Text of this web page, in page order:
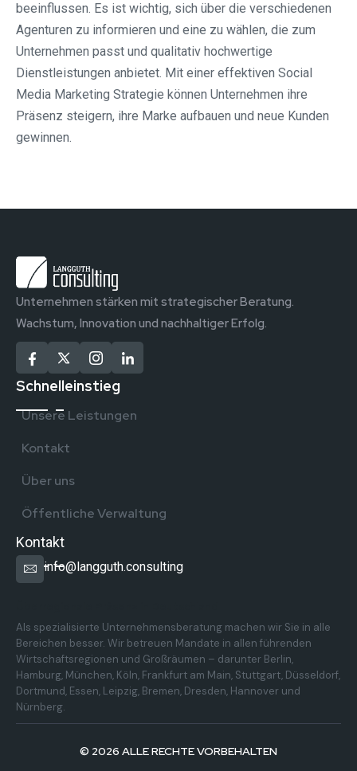
beeinflussen. Es ist wichtig, sich über die verschiedenen
Agenturen zu informieren und eine zu wählen, die zum
Unternehmen passt und qualitativ hochwertige
Dienstleistungen anbietet. Mit einer effektiven Social
Media Marketing Strategie können Unternehmen ihre
Präsenz steigern, ihre Marke aufbauen und neue Kunden
gewinnen.
Unternehmen stärken mit strategischer Beratung.
Wachstum, Innovation und nachhaltiger Erfolg.
Schnelleinstieg
Unsere Leistungen
Kontakt
Über uns
Öffentliche Verwaltung
Kontakt
info@langguth.consulting
Als spezialisierte Unternehmensberatung machen wir Sie in alle
Bereichen besser. Wir betreuen Mandate in allen führenden
Wirtschaftsregionen und Großräumen – darunter Berlin,
Hamburg, München, Köln, Frankfurt am Main, Stuttgart, Düsseldorf,
Dortmund, Essen, Leipzig, Bremen, Dresden, Hannover und
Nürnberg.
© 2026 ALLE RECHTE VORBEHALTEN